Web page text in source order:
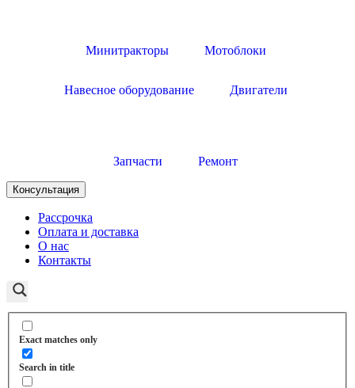
Минитракторы Мотоблоки
Навесное оборудование Двигатели
Запчасти Ремонт
Консультация
Рассрочка
Оплата и доставка
О нас
Контакты
Exact matches only
Search in title